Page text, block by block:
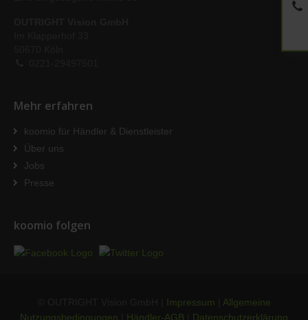
Mehr erfahren
koomio für Händler & Dienstleister
Über uns
Jobs
Presse
koomio folgen
Impressum
Allgemeine
Nutzungsbedingungen
Händler-AGB Datenschutzerklärung